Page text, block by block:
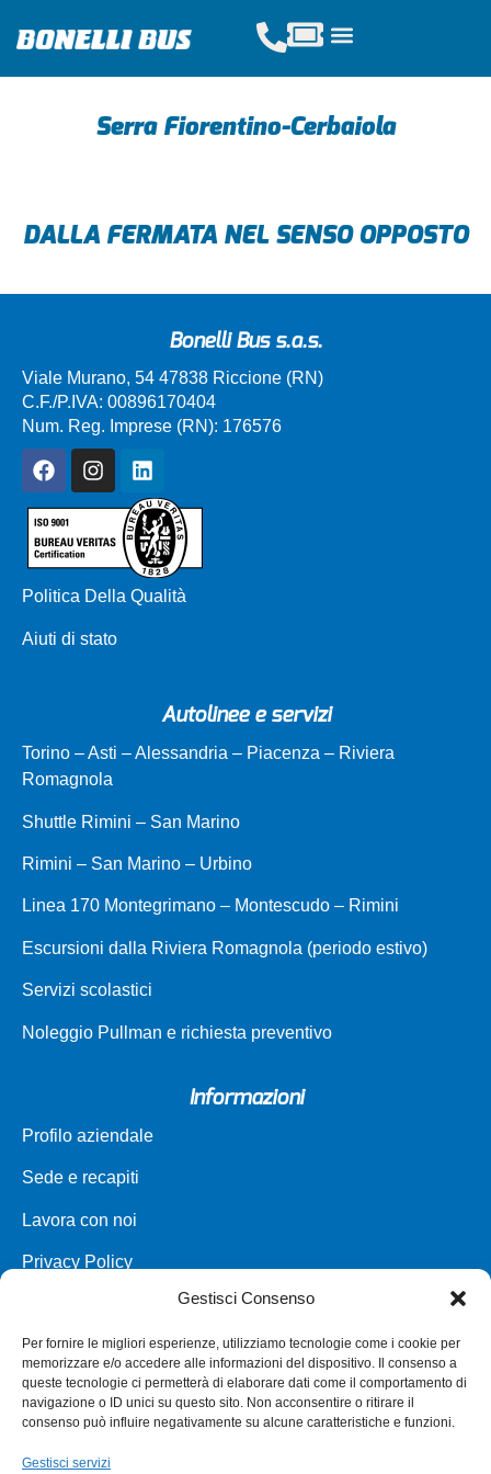
Gestisci Consenso
Per fornire le migliori esperienze, utilizziamo tecnologie come i cookie per
memorizzare e/o accedere alle informazioni del dispositivo. Il consenso a
queste tecnologie ci permetterà di elaborare dati come il comportamento di
navigazione o ID unici su questo sito. Non acconsentire o ritirare il
consenso può influire negativamente su alcune caratteristiche e funzioni.
Gestisci servizi
Serra Fiorentino-Cerbaiola
DALLA FERMATA NEL SENSO OPPOSTO
Bonelli Bus s.a.s.
Viale Murano, 54 47838 Riccione (RN)
C.F./P.IVA: 00896170404
Num. Reg. Imprese (RN): 176576
Politica Della Qualità
Aiuti di stato
Autolinee e servizi
Torino – Asti – Alessandria – Piacenza – Riviera
Romagnola
Shuttle Rimini – San Marino
Rimini – San Marino – Urbino
Linea 170 Montegrimano – Montescudo – Rimini
Escursioni dalla Riviera Romagnola (periodo estivo)
Servizi scolastici
Noleggio Pullman e richiesta preventivo
Informazioni
Profilo aziendale
Sede e recapiti
Lavora con noi
Privacy Policy
Parco veicoli a noleggio
Assistenza
Punti vendita
Annullamento e Rimborso Biglietto